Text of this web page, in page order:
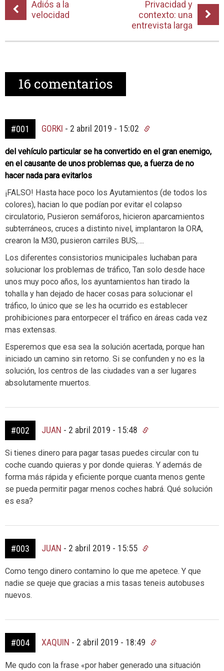
Adiós a la
velocidad
Privacidad y
contexto: una
entrevista larga
16 comentarios
#001 GORKI - 2 abril 2019 - 15:02
del vehículo particular se ha convertido en el gran enemigo,
en el causante de unos problemas que, a fuerza de no
hacer nada para evitarlos
¡FALSO! Hasta hace poco los Ayutamientos (de todos los
colores), hacian lo que podían por evitar el colapso
circulatorio, Pusieron semáforos, hicieron aparcamientos
subterráneos, cruces a distinto nivel, implantaron la ORA,
crearon la M30, pusieron carriles BUS,….
Los diferentes consistorios municipales luchaban para
solucionar los problemas de tráfico, Tan solo desde hace
unos muy poco años, los ayuntamientos han tirado la
tohalla y han dejado de hacer cosas para solucionar el
tráfico, lo único que se les ha ocurrido es establecer
prohibiciones para entorpecer el tráfico en áreas cada vez
mas extensas.
Esperemos que esa sea la solución acertada, porque han
iniciado un camino sin retorno. Si se confunden y no es la
solución, los centros de las ciudades van a ser lugares
absolutamente muertos.
#002 JUAN - 2 abril 2019 - 15:48
Si tienes dinero para pagar tasas puedes circular con tu
coche cuando quieras y por donde quieras. Y además de
forma más rápida y eficiente porque cuanta menos gente
se pueda permitir pagar menos coches habrá. Qué solución
es esa?
#003 JUAN - 2 abril 2019 - 15:55
Como tengo dinero contamino lo que me apetece. Y que
nadie se queje que gracias a mis tasas teneis autobuses
nuevos.
#004 XAQUIN - 2 abril 2019 - 18:49
Me qudo con la frase «por haber generado una situación